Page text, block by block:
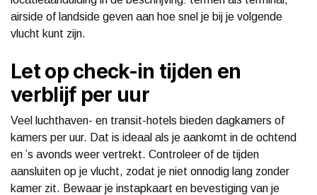
airside of landside geven aan hoe snel je bij je volgende
vlucht kunt zijn.
Let op check-in tijden en
verblijf per uur
Veel luchthaven- en transit-hotels bieden dagkamers of
kamers per uur. Dat is ideaal als je aankomt in de ochtend
en ’s avonds weer vertrekt. Controleer of de tijden
aansluiten op je vlucht, zodat je niet onnodig lang zonder
kamer zit. Bewaar je instapkaart en bevestiging van je